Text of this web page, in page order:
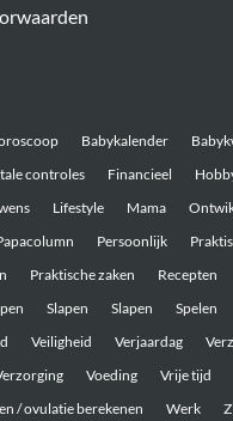
Babykalender
controles
Financieel
Lifestyle Mama
Persoonlijk
Praktische zaken Recepten
Slapen Slapen Spelen
Veiligheid Verjaardag
Voeding
Vrije tijd
/ ovulatie berekenen
Werk